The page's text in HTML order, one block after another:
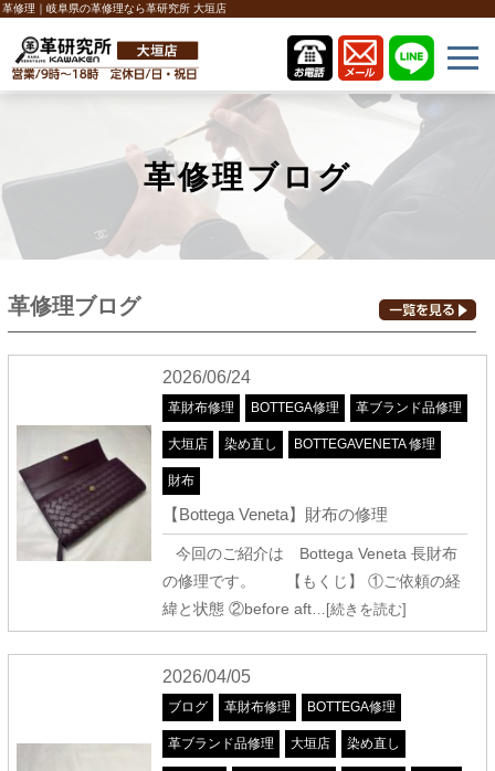
革修理｜岐阜県の革修理なら革研究所 大垣店
革修理ブログ
革修理ブログ
2026/06/24
革財布修理 BOTTEGA修理 革ブランド品修理
大垣店 染め直し BOTTEGAVENETA 修理
財布
【Bottega Veneta】財布の修理
今回のご紹介は Bottega Veneta 長財布
の修理です。 【もくじ】 ①ご依頼の経
緯と状態 ②before aft…[続きを読む]
2026/04/05
ブログ 革財布修理 BOTTEGA修理
革ブランド品修理 大垣店 染め直し